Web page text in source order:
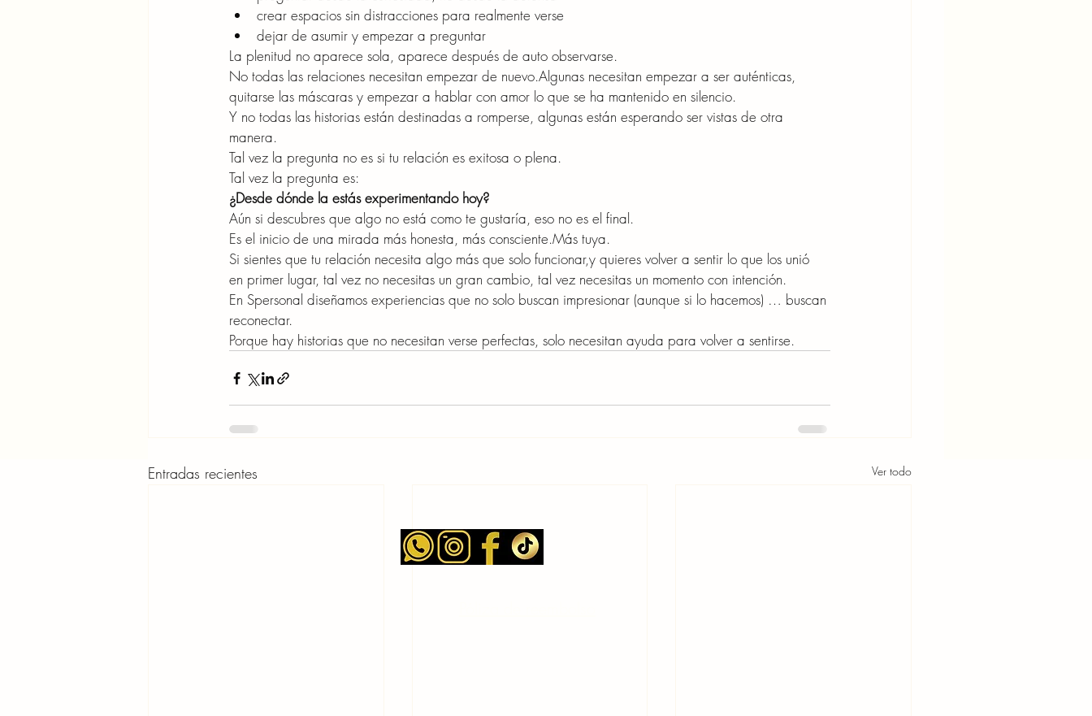
crear espacios sin distracciones para realmente verse
dejar de asumir y empezar a preguntar
La plenitud no aparece sola, aparece después de auto observarse.
No todas las relaciones necesitan empezar de nuevo.Algunas necesitan empezar a ser auténticas,
quitarse las máscaras y empezar a hablar con amor lo que se ha mantenido en silencio.
Y no todas las historias están destinadas a romperse, algunas están esperando ser vistas de otra
manera.
Tal vez la pregunta no es si tu relación es exitosa o plena.
Tal vez la pregunta es:
¿Desde dónde la estás experimentando hoy?
Aún si descubres que algo no está como te gustaría, eso no es el final.
Es el inicio de una mirada más honesta, más consciente.Más tuya.
Si sientes que tu relación necesita algo más que solo funcionar,y quieres volver a sentir lo que los unió
en primer lugar, tal vez no necesitas un gran cambio, tal vez necesitas un momento con intención.
En Spersonal diseñamos experiencias que no solo buscan impresionar (aunque si lo hacemos) … buscan
reconectar.
Porque hay historias que no necesitan verse perfectas, solo necesitan ayuda para volver a sentirse.
Entradas recientes Ver todo